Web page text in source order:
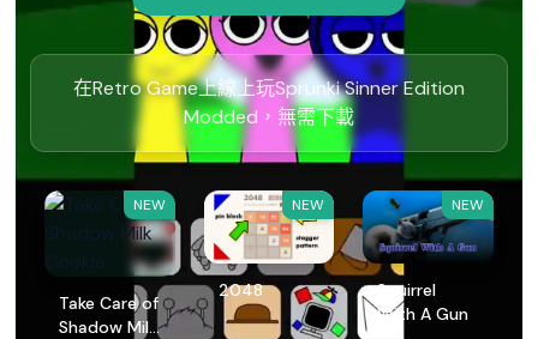
在Retro Game上線上玩Sprunki Sinner Edition
Modded，無需下載
NEW
Take Care of
Shadow Milk
NEW
2048
NEW
Squirrel
With A Gun